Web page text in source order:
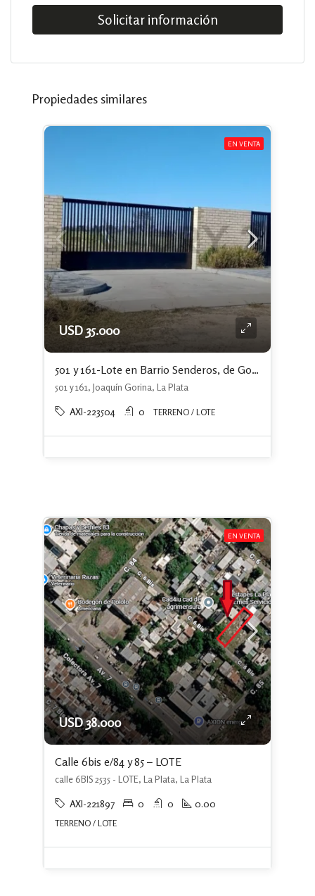
Solicitar información
Propiedades similares
EN VENTA
USD 35.000
501 y 161-Lote en Barrio Senderos, de Gorina. Financiación del 50 %
501 y 161, Joaquín Gorina, La Plata
AXI-223504 0 TERRENO / LOTE
EN VENTA
USD 38.000
Calle 6bis e/84 y 85 – LOTE
calle 6BIS 2535 - LOTE, La Plata, La Plata
AXI-221897 0 0 0.00
TERRENO / LOTE